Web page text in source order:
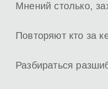
Мнений столько,
Повторяют кто за
Разбираться